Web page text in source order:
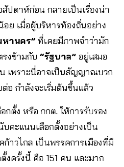
สัปดาห์ก่อน กลายเป็นเรื่องน่า
ย เมื่อผู้บริหารท้องถิ่นอย่าง
หานคร” ที่เคยมีภาพจำว่ามัก
รงข้ามกับ “รัฐบาล” อยู่เสมอ
เพราะนี่อาจเป็นสัญญาณบวก
อ กำลังจะเริ่มต้นขึ้นแล้ว
กตั้ง หรือ กกต. ให้การรับรอง
คะแนนเลือกตั้งอย่างเป็น
าวไกล เป็นพรรคการเมืองที่มี
งครั้งนี้ คือ 151 คน และมาก